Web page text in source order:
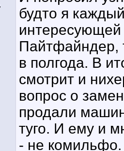
будто я
интересующей
Пайтфайндер,
в полгода. В
смотрит и
вопрос о
продали
туго. И ему и
- не комильфо.